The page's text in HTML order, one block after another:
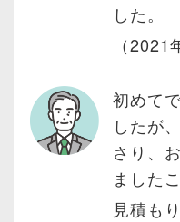
した。
（2021
初めて
したが
さり、
ました
見積も